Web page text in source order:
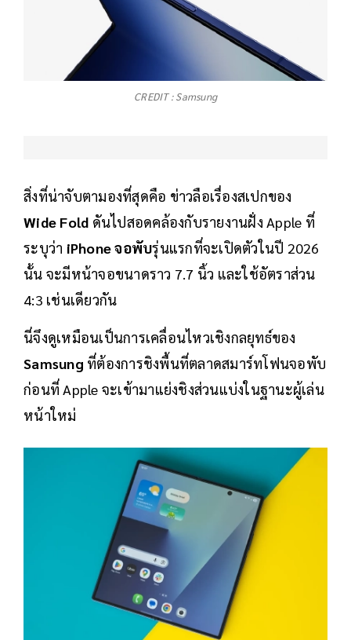
CREDIT : Samsung
สิ่งที่น่าจับตามองที่สุดคือ ข่าวลือเรื่องสเปกของ
Wide Fold ดันไปสอดคล้องกับรายงานฝั่ง Apple ที่
ระบุว่า iPhone จอพับรุ่นแรกที่จะเปิดตัวในปี 2026
นั้น จะมีหน้าจอขนาดราว 7.7 นิ้ว และใช้อัตราส่วน
4:3 เช่นเดียวกัน
นี่จึงดูเหมือนเป็นการเคลื่อนไหวเชิงกลยุทธ์ของ
Samsung ที่ต้องการชิงพื้นที่ตลาดสมาร์ทโฟนจอพับ
ก่อนที่ Apple จะเข้ามาแย่งชิงส่วนแบ่งในฐานะผู้เล่น
หน้าใหม่